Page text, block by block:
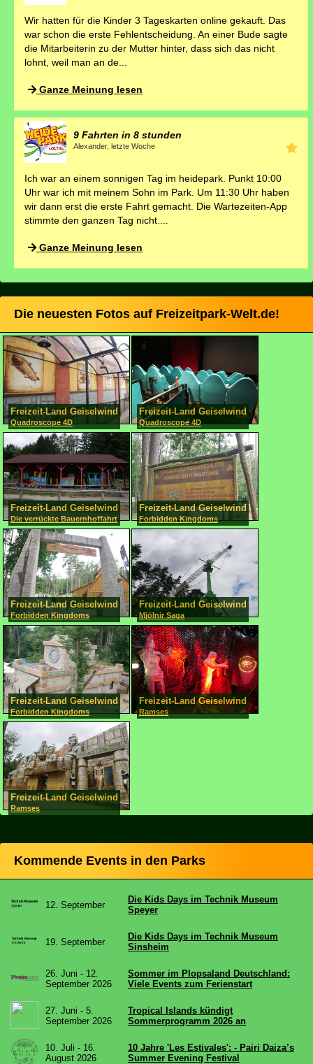
Wir hatten für die Kinder 3 Tageskarten online gekauft. Das
war schon die erste Fehlentscheidung. An einer Bude sagte
die Mitarbeiterin zu der Mutter hinter, dass sich das nicht
lohnt, weil man an de...
Ganze Meinung lesen
9 Fahrten in 8 stunden
Alexander,
Ich war an einem sonnigen Tag im heidepark. Punkt 10:00
Uhr war ich mit meinem Sohn im Park. Um 11:30 Uhr haben
wir dann erst die erste Fahrt gemacht. Die Wartezeiten-App
stimmte den ganzen Tag nicht....
Ganze Meinung lesen
Die neuesten Fotos auf Freizeitpark-Welt.de!
Freizeit-Land Geiselwind
Quadroscope 4D
Freizeit-Land Geiselwind
Quadroscope 4D
Freizeit-Land Geiselwind
Die verrückte Bauernhoffahrt
Freizeit-Land Geiselwind
Forbidden Kingdoms
Freizeit-Land Geiselwind
Forbidden Kingdoms
Freizeit-Land Geiselwind
Mjölnir Saga
Freizeit-Land Geiselwind
Forbidden Kingdoms
Freizeit-Land Geiselwind
Ramses
Freizeit-Land Geiselwind
Ramses
Kommende Events in den Parks
12. September
Die Kids Days im Technik Museum
Speyer
19. September
Die Kids Days im Technik Museum
Sinsheim
26. Juni - 12.
September 2026
Sommer im Plopsaland Deutschland:
Viele Events zum Ferienstart
27. Juni - 5.
September 2026
Tropical Islands kündigt
Sommerprogramm 2026 an
10. Juli - 16.
August 2026
10 Jahre 'Les Estivales': - Pairi Daiza’s
Summer Evening Festival